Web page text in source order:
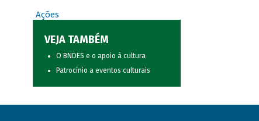
Ações
VEJA TAMBÉM
O BNDES e o apoio à cultura
Patrocínio a eventos culturais